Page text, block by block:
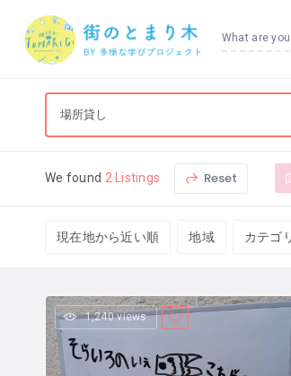
What are
We found 2 Listings Reset
現在地から近い順 地域 カテゴ
1,240 views